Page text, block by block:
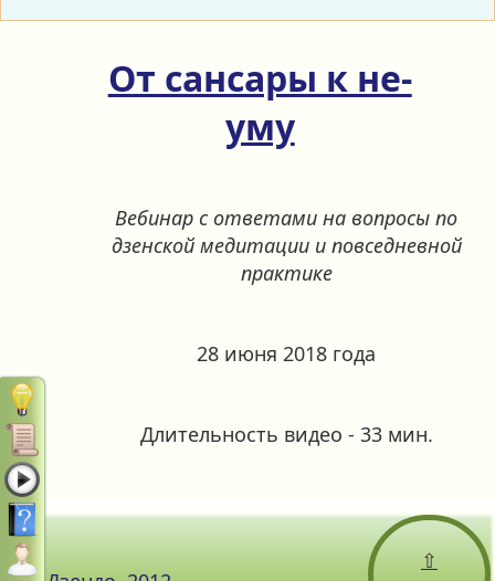
От сансары к не-
уму
Вебинар с ответами на вопросы по
дзенской медитации и повседневной
практике
28 июня 2018 года
Длительность видео - 33 мин.
⇧